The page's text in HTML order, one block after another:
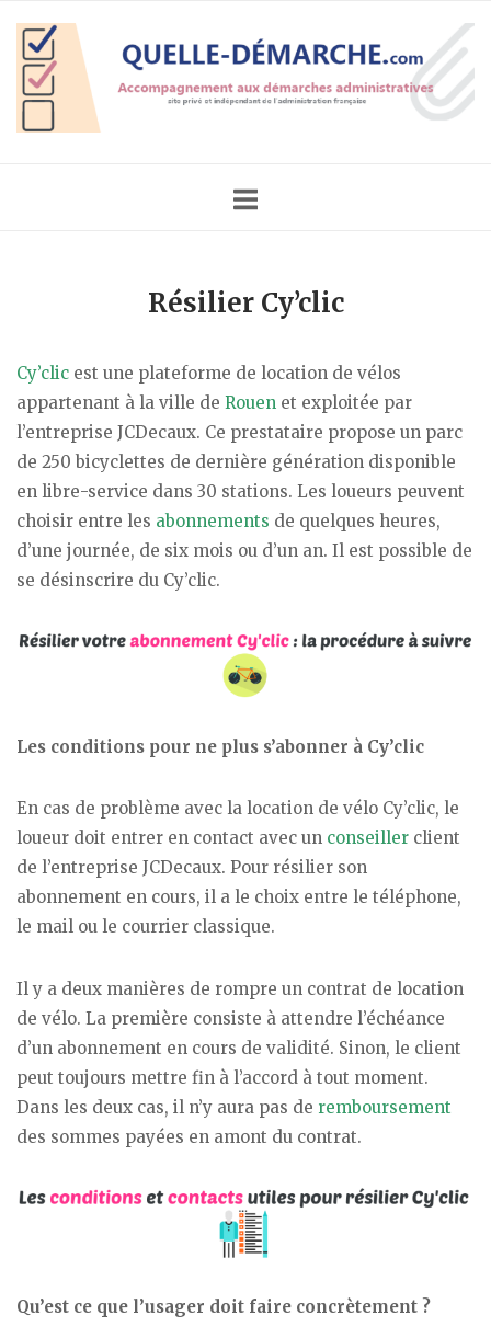
content
Home
Résilier Cy’clic
Cy’clic est une plateforme de location de vélos
appartenant à la ville de Rouen et exploitée par
l’entreprise JCDecaux. Ce prestataire propose un parc
de 250 bicyclettes de dernière génération disponible
en libre-service dans 30 stations. Les loueurs peuvent
choisir entre les abonnements de quelques heures,
d’une journée, de six mois ou d’un an. Il est possible de
se désinscrire du Cy’clic.
Les conditions pour ne plus s’abonner à Cy’clic
En cas de problème avec la location de vélo Cy’clic, le
loueur doit entrer en contact avec un conseiller client
de l’entreprise JCDecaux. Pour résilier son
abonnement en cours, il a le choix entre le téléphone,
le mail ou le courrier classique.
Il y a deux manières de rompre un contrat de location
de vélo. La première consiste à attendre l’échéance
d’un abonnement en cours de validité. Sinon, le client
peut toujours mettre fin à l’accord à tout moment.
Dans les deux cas, il n’y aura pas de remboursement
des sommes payées en amont du contrat.
Qu’est ce que l’usager doit faire concrètement ?